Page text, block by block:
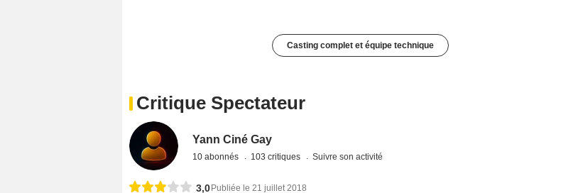
Casting complet et équipe technique
Critique Spectateur
Yann Ciné Gay
10 abonnés 103 critiques Suivre son activité
3,0 Publiée le 21 juillet 2018